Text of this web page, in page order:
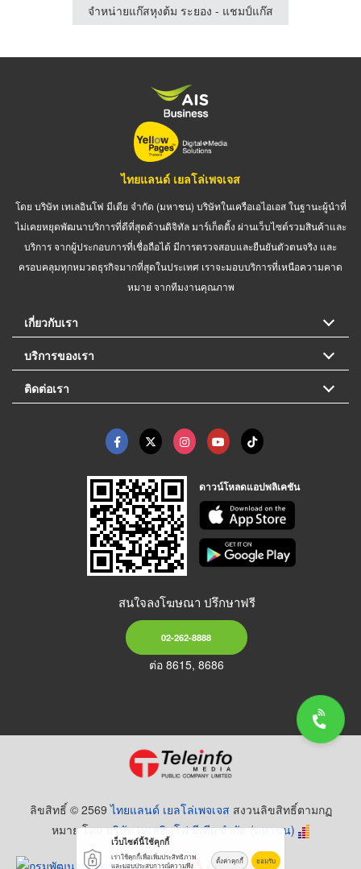
จำหน่ายแก๊สหุงต้ม ระยอง - แชมป์แก๊ส
ไทยแลนด์ เยลโล่เพจเจส
โดย บริษัท เทเลอินโฟ มีเดีย จำกัด (มหาชน) บริษัทในเครือเอไอเอส ในฐานะผู้นำที่
ไม่เคยหยุดพัฒนาบริการที่ดีที่สุดด้านดิจิทัล มาร์เก็ตติ้ง ผ่านเว็บไซต์รวมสินค้าและ
บริการ จากผู้ประกอบการที่เชื่อถือได้ มีการตรวจสอบและยืนยันตัวตนจริง และ
ครอบคลุมทุกหมวดธุรกิจมากที่สุดในประเทศ เราจะมอบบริการที่เหนือความคาด
หมาย จากทีมงานคุณภาพ
เกี่ยวกับเรา
บริการของเรา
ติดต่อเรา
ดาวน์โหลดแอปพลิเคชัน
สนใจลงโฆษณา ปรึกษาฟรี
02-262-8888
ต่อ 8615, 8686
ลิขสิทธิ์ © 2569ไทยแลนด์ เยลโล่เพจเจส สงวนลิขสิทธิ์ตามกฏ
หมาย โดยบริษัท เทเลอินโฟ มีเดีย จำกัด (มหาชน)
เว็บไซต์นี้ใช้คุกกี้
เราใช้คุกกี้เพื่อเพิ่มประสิทธิภาพ
และมอบประสบการณ์ความพึง
ตั้งค่าคุกกี้ ยอมรับ